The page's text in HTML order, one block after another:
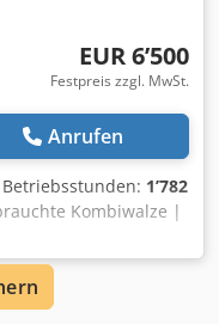
EUR 6’500
Festpreis zzgl. MwSt.
Anrufen
Betriebsstunden: 1’782
Kombiwalze |
Frankreich
– Use our shipping
💰 Buy Now for EUR
available for an